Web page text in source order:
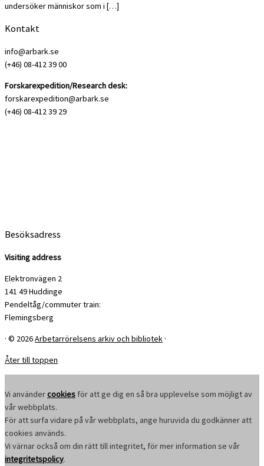
undersöker människor som i […]
Kontakt
info@arbark.se
(+46) 08-412 39 00
Forskarexpedition/Research desk:
forskarexpedition@arbark.se
(+46) 08-412 39 29
Besöksadress
Visiting address
Elektronvägen 2
141 49 Huddinge
Pendeltåg/commuter train:
Flemingsberg
· © 2026Arbetarrörelsens arkiv och bibliotek ·
Åter till toppen
Vi användercookies för att ge dig en så bra upplevelse som möjligt av
vår webbplats.
För att surfa vidare på vår webbplats, ange huruvida du godkänner att
cookies används.
Vi värnar också om din rätt till integritet, för mer information se vår
integritetspolicy.